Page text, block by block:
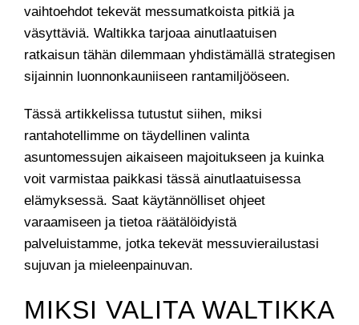
vaihtoehdot tekevät messumatkoista pitkiä ja
väsyttäviä. Waltikka tarjoaa ainutlaatuisen
ratkaisun tähän dilemmaan yhdistämällä strategisen
sijainnin luonnonkauniiseen rantamiljööseen.
Tässä artikkelissa tutustut siihen, miksi
rantahotellimme on täydellinen valinta
asuntomessujen aikaiseen majoitukseen ja kuinka
voit varmistaa paikkasi tässä ainutlaatuisessa
elämyksessä. Saat käytännölliset ohjeet
varaamiseen ja tietoa räätälöidyistä
palveluistamme, jotka tekevät messuvierailustasi
sujuvan ja mieleenpainuvan.
MIKSI VALITA WALTIKKA